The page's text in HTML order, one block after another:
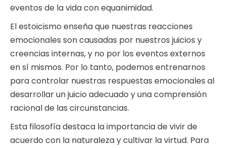
eventos de la vida con equanimidad.
El estoicismo enseña que nuestras reacciones
emocionales son causadas por nuestros juicios y
creencias internas, y no por los eventos externos
en sí mismos. Por lo tanto, podemos entrenarnos
para controlar nuestras respuestas emocionales al
desarrollar un juicio adecuado y una comprensión
racional de las circunstancias.
Esta filosofía destaca la importancia de vivir de
acuerdo con la naturaleza y cultivar la virtud. Para